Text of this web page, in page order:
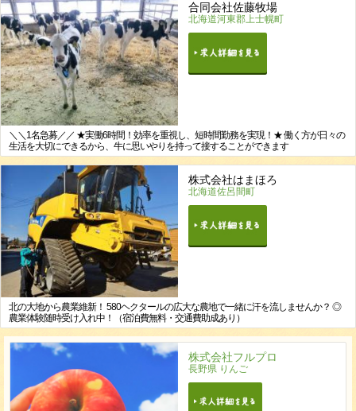
合同会社佐藤牧場
北海道河東郡上士幌町
＼＼1名急募／／ ★実働6時間！効率を重視し、短時間勤務を実現！★ 働く方が日々の
生活を大切にできるから、牛に思いやりを持って接することができます
株式会社はまほろ
北海道佐呂間町
北の大地から農業維新！ 580ヘクタールの広大な農地で一緒に汗を流しませんか？ ◎
農業体験随時受け入れ中！（宿泊費無料・交通費助成あり）
株式会社フルプロ
長野県 りんご